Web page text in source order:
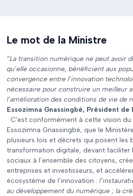
Le mot de la Ministre
“La transition numérique ne peut avoir
qu’elle occasionne, bénéficient aux
convergence entre l’innovation
nécessaire pour construire un meilleur
l’amélioration des conditions de vie de
Essozimna Gnassingbé, Président
C'est conformément à cette vision du
Essozimna Gnassingbé, que le
plusieurs lois et décrets qui posent les
transformation digitale, devant faciliter
sociaux à l’ensemble des citoyens,
entreprises et investisseurs, et
écosystème de l’innovation :
au développement du numérique ; la